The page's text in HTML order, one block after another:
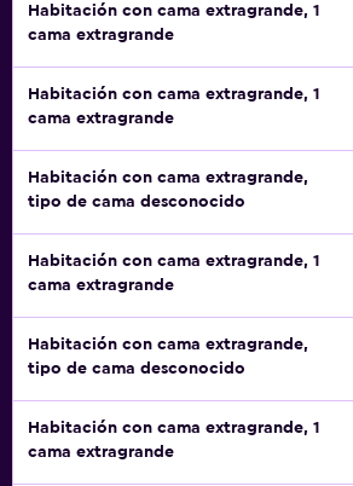
Habitación con cama extragrande, 1
cama extragrande
Habitación con cama extragrande, 1
cama extragrande
Habitación con cama extragrande,
tipo de cama desconocido
Habitación con cama extragrande, 1
cama extragrande
Habitación con cama extragrande,
tipo de cama desconocido
Habitación con cama extragrande, 1
cama extragrande